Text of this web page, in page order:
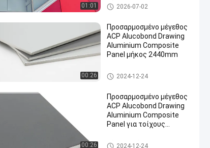
01:01
Σύνθετη επιτροπή αργιλίου P
VDF
2026-07-02
00:26
Προσαρμοσμένο μέγεθος
ACP Alucobond Drawing
Aluminium Composite
Panel μήκος 2440mm
Σύνθετο πάνελ αλουμινίου
2024-12-24
00:26
Προσαρμοσμένο μέγεθος
ACP Alucobond Drawing
Aluminium Composite
Panel για τοίχους
Σύνθετο πάνελ αλουμινίου
2024-12-24